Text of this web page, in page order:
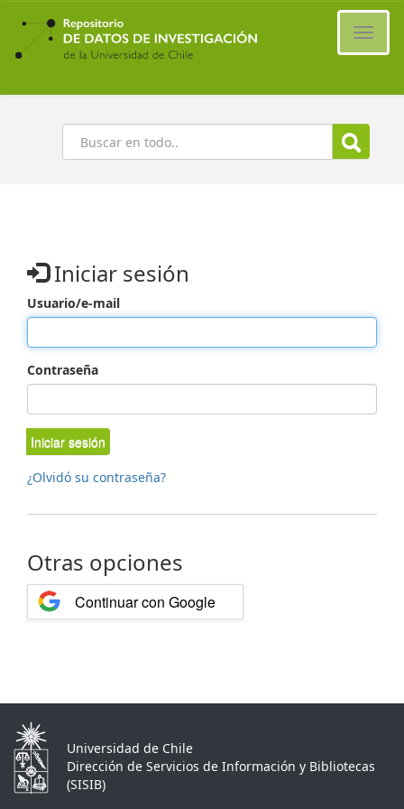
Ir
contenido
principal
Buscar
Iniciar sesión
Usuario/e-mail
Contraseña
Iniciar sesión
¿Olvidó su contraseña?
Otras opciones
Continuar con Google
Universidad de Chile
Dirección de Servicios de Información y Bibliotecas
(SISIB)